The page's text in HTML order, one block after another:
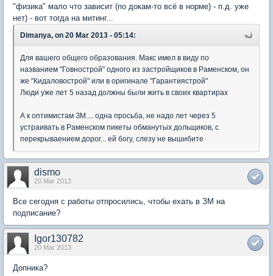
"физика" мало что зависит (по докам-то всё в норме) - п.д. уже
нет) - вот тогда на митинг...
Dimanya, on 20 Mar 2013 - 05:14:
Для вашего общего образования. Макс имел в виду по
названием "Говнострой" одного из застройщиков в Раменском, он
же "Кидаловострой" или в оригинале "Гарантиястрой"
Люди уже лет 5 назад должны были жить в своих квартирах
А к оптимистам ЗМ.... одна просьба, не надо лет через 5
устраивать в Раменском пикеты обманутых дольщиков, с
перекрываением дорог... ей богу, слезу не вышибите
dismo
20 Mar 2013
Все сегодня с работы отпросились, чтобы ехать в ЗМ на
подписание?
Igor130782
20 Mar 2013
Допника?